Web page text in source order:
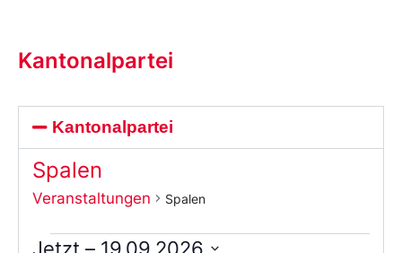
Kantonalpartei
Kantonalpartei
Spalen
Veranstaltungen Spalen